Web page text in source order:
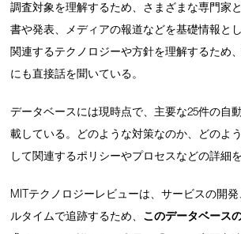
調査対象を理解するため、さまざまな専門家
書や発表、メディアの報道などを基礎情報と
関連するテクノロジーや方針を理解するため
にも直接話を聞いている。
データベースには現時点で、主要な25件の自
載している。どのような対策なのか、どのよ
して関連するポリシーやプロセスなどの詳細
MITテクノロジーレビューは、サービスの開
ルタイムで追跡するため、 このデータベース